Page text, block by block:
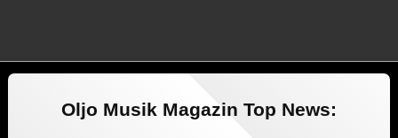
Oljo Musik Magazin Top News: